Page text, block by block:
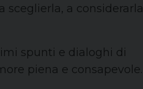
a considerarla
spunti e dialoghi di
piena e consapevole.